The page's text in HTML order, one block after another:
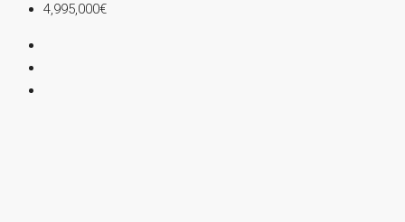
4,995,000€